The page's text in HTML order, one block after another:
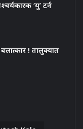
‘यु’ टर्न
! तालुक्यात